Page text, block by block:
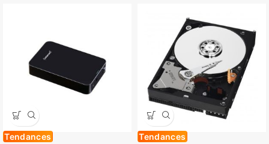
Tendances Tendances